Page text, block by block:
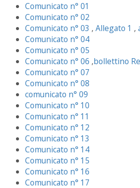
Comunicato n° 01
Comunicato n° 02
Comunicato n° 03 , Allegato 1 ,
Comunicato n° 04
Comunicato n° 05
Comunicato n° 06 ,bollettino
Comunicato n° 07
Comunicato n° 08
comunicato n° 09
Comunicato n° 10
Comunicato n° 11
Comunicato n° 12
Comunicato n° 13
Comunicato n° 14
Comunicato n° 15
Comunicato n° 16
Comunicato n° 17